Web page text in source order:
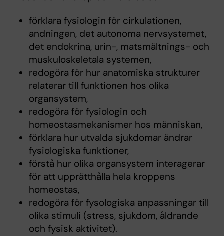
förklara fysiologin för cirkulationen,
andningen, det autonoma nervsystemet,
det endokrina, urin-, matsmältnings- och
muskuloskeletala systemen,
redogöra för hur anatomiska strukturer
relaterar till funktionen hos olika
organsystem,
redogöra för fysiologin och
homeostasmekanismer hos människan,
förklara hur utvalda sjukdomar ändrar
fysiologiska funktioner,
förstå hur olika organsystem interagerar
för att upprätthålla hela kroppens
homeostas,
redogöra för fysologiska anpassningar till
olika stimuli (stress, sjukdom, åldrande
och fysisk aktivitet).